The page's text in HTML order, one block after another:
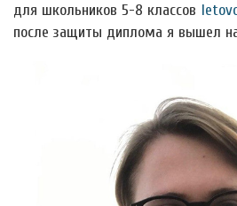
для школьников 5-8 классов
после защиты диплома я вышел